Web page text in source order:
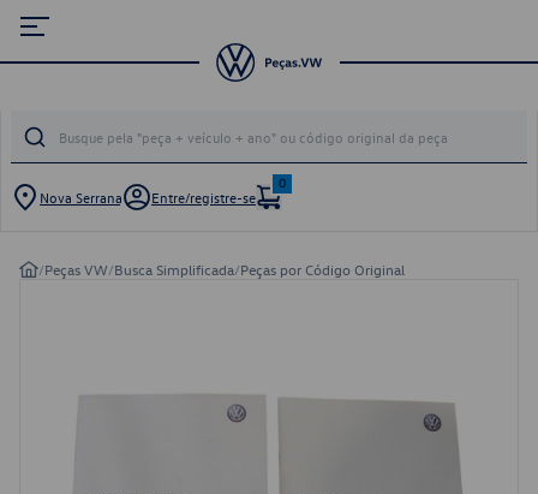
Nova Serrana Entre/registre-se
0
/Peças VW/Busca Simplificada/Peças por Código Original